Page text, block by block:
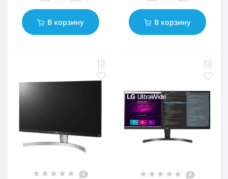
В корзину В корзину
0 0